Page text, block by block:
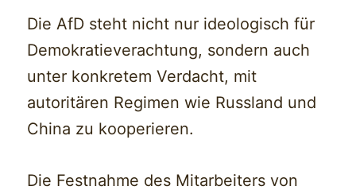
Die AfD steht nicht nur ideologisch für
Demokratieverachtung, sondern auch
unter konkretem Verdacht, mit
autoritären Regimen wie Russland und
China zu kooperieren.
Die Festnahme des Mitarbeiters von